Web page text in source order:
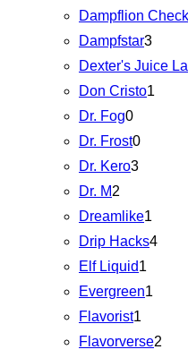
Dampflion
Dampfstar3
Dexter's Juice
Don Cristo1
Dr. Fog0
Dr. Frost0
Dr. Kero3
Dr. M2
Dreamlike1
Drip Hacks4
Elf Liquid1
Evergreen1
Flavorist1
Flavorverse2